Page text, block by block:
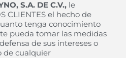
S.A. DE C.V., le
CLIENTES el hecho de
tenga conocimiento
pueda tomar las medidas
de sus intereses o
de cualquier